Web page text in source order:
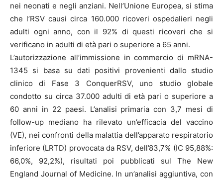
nei neonati e negli anziani. Nell’Unione Europea, si stima
che l’RSV causi circa 160.000 ricoveri ospedalieri negli
adulti ogni anno, con il 92% di questi ricoveri che si
verificano in adulti di età pari o superiore a 65 anni.
L’autorizzazione all’immissione in commercio di mRNA-
1345 si basa su dati positivi provenienti dallo studio
clinico di Fase 3 ConquerRSV, uno studio globale
condotto su circa 37.000 adulti di età pari o superiore a
60 anni in 22 paesi. L’analisi primaria con 3,7 mesi di
follow-up mediano ha rilevato un’efficacia del vaccino
(VE), nei confronti della malattia dell’apparato respiratorio
inferiore (LRTD) provocata da RSV, dell’83,7% (IC 95,88%:
66,0%, 92,2%), risultati poi pubblicati sul The New
England Journal of Medicine. In un’analisi aggiuntiva, con